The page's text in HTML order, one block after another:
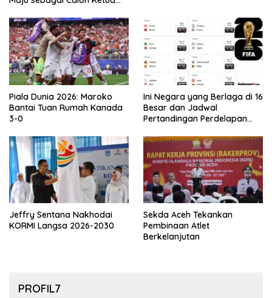
Piala Dunia 2026: Maroko
Bantai Tuan Rumah Kanada
3-0
Ini Negara yang Berlaga di 16
Besar dan Jadwal
Pertandingan Perdelapan
Jeffry Sentana Nakhodai
KORMI Langsa 2026-2030
Sekda Aceh Tekankan
Pembinaan Atlet
Berkelanjutan
PROFIL7